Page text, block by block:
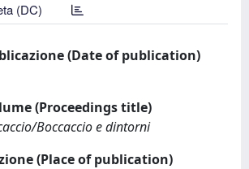
(DC)
(Date of publication)
(Proceedings title)
Boccaccio e dintorni
(Place of publication)